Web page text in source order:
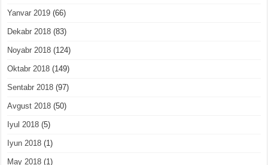
Yanvar 2019 (66)
Dekabr 2018 (83)
Noyabr 2018 (124)
Oktabr 2018 (149)
Sentabr 2018 (97)
Avgust 2018 (50)
Iyul 2018 (5)
Iyun 2018 (1)
May 2018 (1)